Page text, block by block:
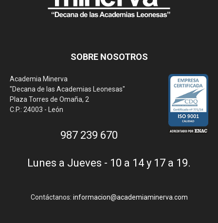
SOBRE NOSOTROS
Academia Minerva
"Decana de las Academias Leonesas"
Plaza Torres de Omaña, 2
C.P.: 24003 - León
987 239 670
Lunes a Jueves - 10 a 14 y 17 a 19.
Contáctanos: informacion@academiaminerva.com